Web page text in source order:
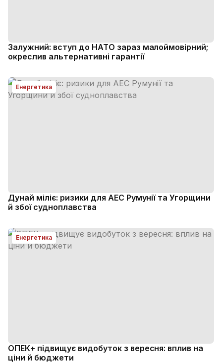
Залужний: вступ до НАТО зараз малоймовірний;
окреслив альтернативні гарантії
Енергетика
Дунай міліє: ризики для АЕС Румунії та Угорщини
й збої судноплавства
Енергетика
ОПЕК+ підвищує видобуток з вересня: вплив на
ціни й бюджети